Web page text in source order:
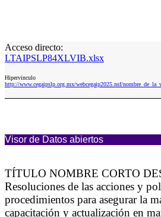
Acceso directo:
LTAIPSLP84XLVIB.xlsx
Hipervinculo
http://www.cegaipslp.org.mx/webcegaip2025.nsf/
Visor de Datos abiertos
TÍTULO NOMBRE CORTO
Resoluciones de las acciones y
procedimientos para asegurar la
capacitación y actualización en